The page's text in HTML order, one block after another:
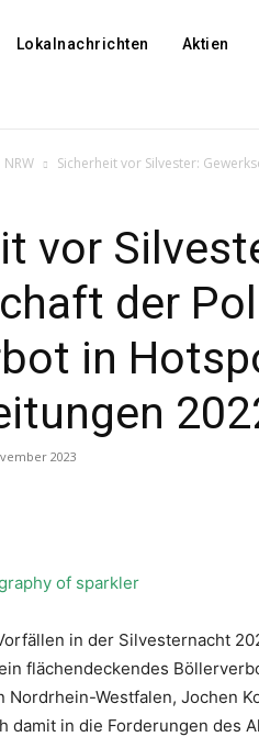
Lokalnachrichten Aktien
NRW Sicherheit vor Silvester:
vor
der
in
2023
in der Silvesternacht
flächendeckendes
Nordrhein-Westfalen, Jochen
damit in die Forderungen des